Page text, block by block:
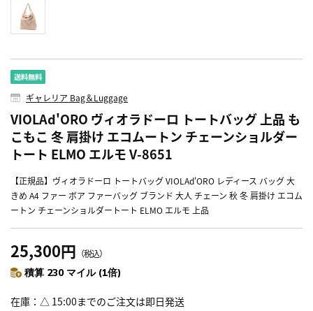
ギャレリア Bag＆Luggage
VIOLAd'ORO ヴィオラドーロ トートバッグ 上品 も
こもこ 冬 肩掛け エコムートン チェーンショルダー
トート ELMO エルモ V-8651
【正規品】ヴィオラドーロ トートバッグ VIOLAd'ORO レディース バッグ 大
きめ A4 ファー ボア ファーバッグ ブランド 大人 チェーン 秋 冬 肩掛け エコム
ートン チェーンショルダートート ELMO エルモ 上品
25,300円 （税込）
積算 230 マイル (1倍)
在庫 △ 15:00までのご注文は即日発送